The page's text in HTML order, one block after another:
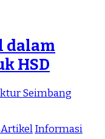
dalam
HSD
ArtikelInformasi